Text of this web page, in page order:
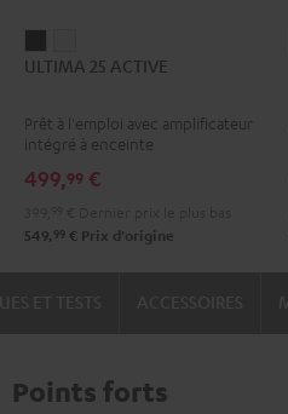
25
Night
Black
25
Pure
ULTIMA 25 ACTIVE
Prêt à l'emploi avec amplificateur
intégré à enceinte
499,99 €
549, 99 € Prix d'origine
Points forts